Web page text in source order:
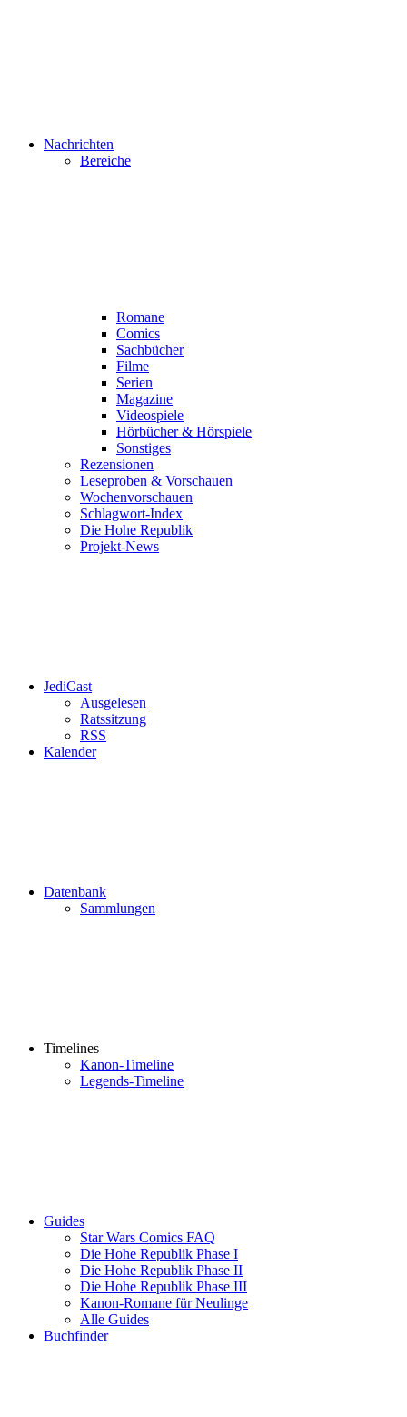
Nachrichten
Bereiche
Romane
Comics
Sachbücher
Filme
Serien
Magazine
Videospiele
Hörbücher & Hörspiele
Sonstiges
Rezensionen
Leseproben & Vorschauen
Wochenvorschauen
Schlagwort-Index
Die Hohe Republik
Projekt-News
JediCast
Ausgelesen
Ratssitzung
RSS
Kalender
Datenbank
Sammlungen
Timelines
Kanon-Timeline
Legends-Timeline
Guides
Star Wars Comics FAQ
Die Hohe Republik Phase I
Die Hohe Republik Phase II
Die Hohe Republik Phase III
Kanon-Romane für Neulinge
Alle Guides
Buchfinder